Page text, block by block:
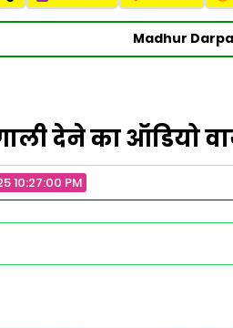
Madhur
देने का ऑडियो
10:27:00 PM